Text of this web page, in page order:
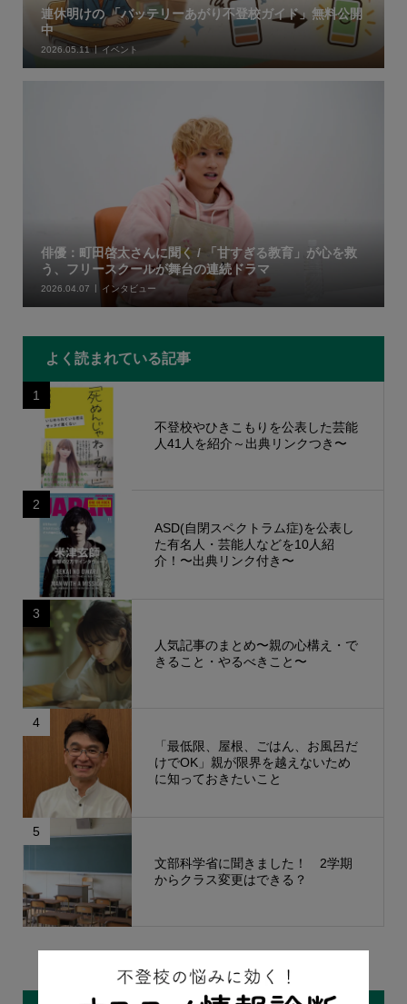
連休明けの 「バッテリーあがり不登校ガイド」無料公開
中
2026.05.11 イベント
俳優：町田啓太さんに聞く / 「甘すぎる教育」が心を救
う、フリースクールが舞台の連続ドラマ
2026.04.07 インタビュー
よく読まれている記事
1
不登校やひきこもりを公表した芸能
人41人を紹介～出典リンクつき〜
2
ASD(自閉スペクトラム症)を公表し
た有名人・芸能人などを10人紹
介！〜出典リンク付き〜
3
人気記事のまとめ〜親の心構え・で
きること・やるべきこと〜
4
「最低限、屋根、ごはん、お風呂だ
けでOK」親が限界を越えないため
に知っておきたいこと
5
文部科学省に聞きました！ 2学期
からクラス変更はできる？
もっと見る